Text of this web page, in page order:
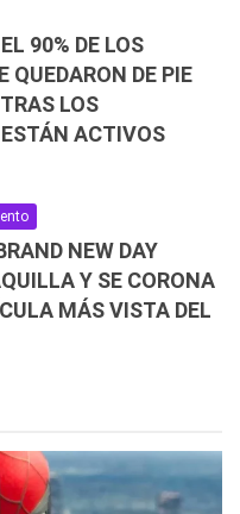
90% DE LOS
QUEDARON DE PIE
LOS
ACTIVOS
NEW DAY
Y SE CORONA
MÁS VISTA DEL